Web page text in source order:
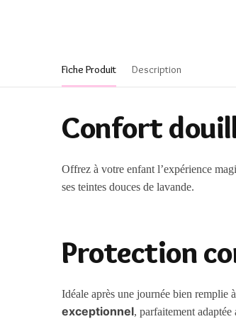
Fiche Produit Description
Confort
Offrez à votre enfant l’expérience
ses teintes douces de lavande.
Protection
Idéale après une journée bien remplie
exceptionnel, parfaitement